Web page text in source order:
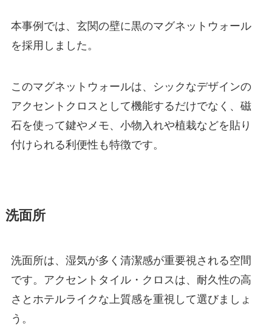
本事例では、玄関の壁に黒のマグネットウォール
を採用しました。
このマグネットウォールは、シックなデザインの
アクセントクロスとして機能するだけでなく、磁
石を使って鍵やメモ、小物入れや植栽などを貼り
付けられる利便性も特徴です。
洗面所
洗面所は、湿気が多く清潔感が重要視される空間
です。アクセントタイル・クロスは、耐久性の高
さとホテルライクな上質感を重視して選びましょ
う。